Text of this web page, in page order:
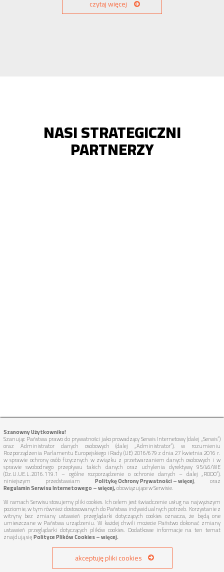
czytaj więcej
NASI STRATEGICZNI
PARTNERZY
Szanowny Użytkowniku!
Szanując Państwa prawo do prywatności jako prowadzący Serwis Internetowy (dalej „Serwis”)
oraz Administrator danych osobowych (dalej „Administrator”), w rozumieniu
Rozporządzenia Parlamentu Europejskiego i Rady (UE) 2016/679 z dnia 27 kwietnia 2016 r.
w sprawie ochrony osób fizycznych w związku z przetwarzaniem danych osobowych i w
sprawie swobodnego przepływu takich danych oraz uchylenia dyrektywy 95/46/WE
(Dz.U.UE.L.2016.119.1 – ogólne rozporządzenie o ochronie danych – dalej „RODO”),
niniejszym przedstawiam Politykę Ochrony Prywatności – więcej, oraz
Regulamin Serwisu Internetowego – więcej,obowiązujące w Serwisie.
W ramach Serwisu stosujemy pliki cookies. Ich celem jest świadczenie usług na najwyższym
poziomie, w tym również dostosowanych do Państwa indywidualnych potrzeb. Korzystanie z
witryny bez zmiany ustawień przeglądarki dotyczących cookies oznacza, że będą one
umieszczane w Państwa urządzeniu. W każdej chwili możecie Państwo dokonać zmiany
ustawień przeglądarki dotyczących plików cookies. Dodatkowe informacje na ten temat
znajdują sięPolityce Plików Cookies – więcej.
akceptuję pliki cookies